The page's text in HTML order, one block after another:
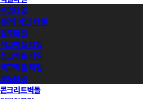
수입타일
롱(와이드) 타일
점토타일
적고벽돌 타일
청고벽돌 타일
백고벽돌 타일
모노타일
콘크리트벽돌